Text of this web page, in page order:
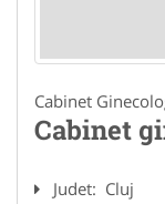
Cabinet
Cabinet
Judet: Cluj